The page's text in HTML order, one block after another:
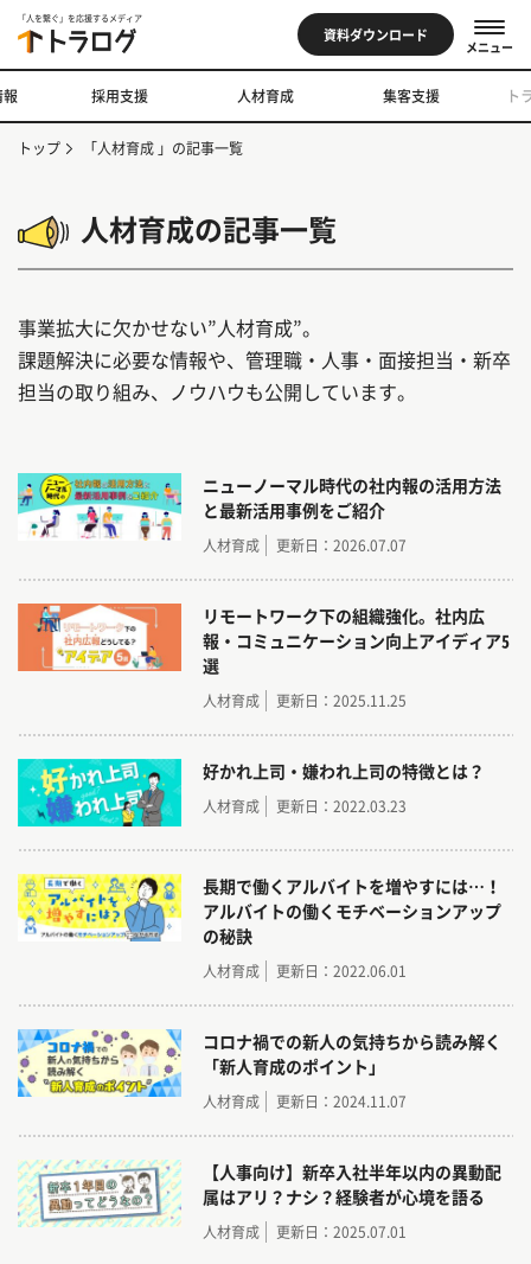
「人を繋ぐ」を応援するメディア
資料ダウンロード
メニュー
採用支援 人材育成 集客支援 ト
トップ 「人材育成 」の記事一覧
人材育成の記事一覧
事業拡大に欠かせない”人材育成”。
課題解決に必要な情報や、管理職・人事・面接担当・新卒
担当の取り組み、ノウハウも公開しています。
ニューノーマル時代の社内報の活用方法
と最新活用事例をご紹介
人材育成 更新日：2026.07.07
リモートワーク下の組織強化。社内広
報・コミュニケーション向上アイディア5
選
人材育成 更新日：2025.11.25
好かれ上司・嫌われ上司の特徴とは？
人材育成 更新日：2022.03.23
長期で働くアルバイトを増やすには…！
アルバイトの働くモチベーションアップ
の秘訣
人材育成 更新日：2022.06.01
コロナ禍での新人の気持ちから読み解く
「新人育成のポイント」
人材育成 更新日：2024.11.07
【人事向け】新卒入社半年以内の異動配
属はアリ？ナシ？経験者が心境を語る
人材育成 更新日：2025.07.01